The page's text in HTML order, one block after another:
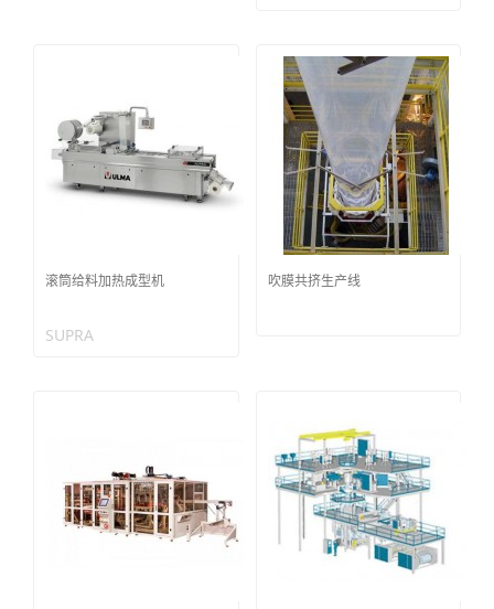
滚筒给料加热成型机
SUPRA
吹膜共挤生产线